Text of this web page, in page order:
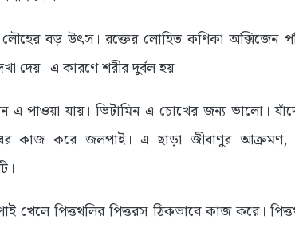
বড় উৎস। রক্তের লোহিত কণিকা অক্সিজেন
দেয়। এ কারণে শরীর দুর্বল হয়।
এ পাওয়া যায়। ভিটামিন-এ চোখের জন্য ভালো।
কাজ করে জলপাই। এ ছাড়া জীবাণুর
খেলে পিত্তথলির পিত্তরস ঠিকভাবে কাজ করে।